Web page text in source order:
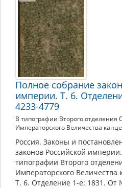
Полное собрание
империи. Т. 6.
4233-4779
В типографии Второго отделения
Императорского Величества
Россия. Законы и
законов Российской
типографии Второго
Императорского Величества
Т. 6. Отделение 1-е: 1831. От